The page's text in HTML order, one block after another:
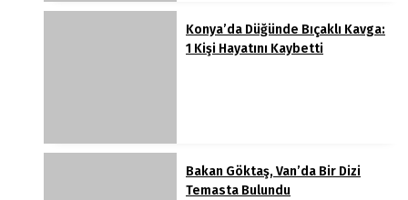
Konya’da Düğünde Bıçaklı Kavga:
1 Kişi Hayatını Kaybetti
Bakan Göktaş, Van’da Bir Dizi
Temasta Bulundu